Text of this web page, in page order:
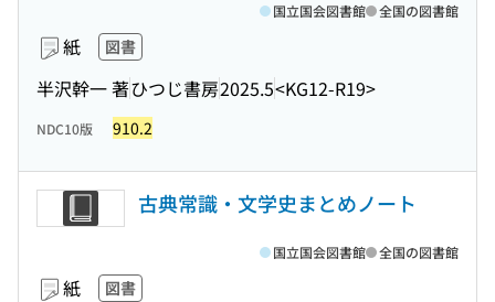
紙 図書
半沢幹一 著ひつじ書房2025.5<KG12-R19>
国立国会図書館 全国の図書館
NDC10版 910.2
古典常識・文学史まとめノート
紙 図書
国立国会図書館 全国の図書館